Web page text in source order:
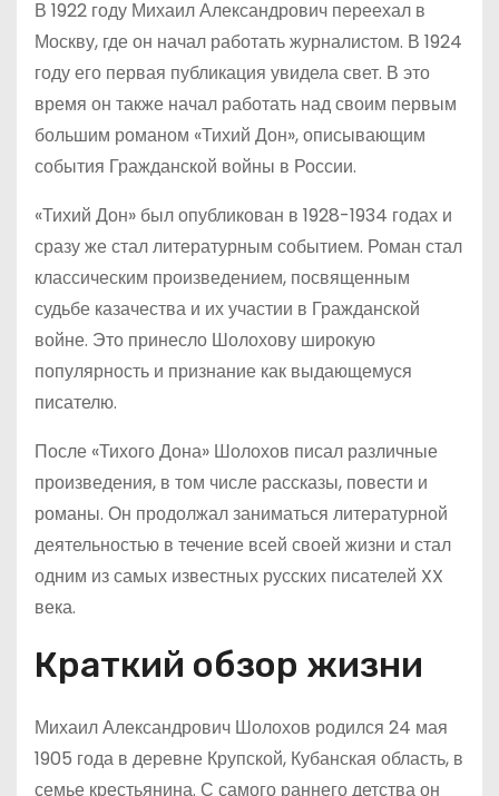
В 1922 году Михаил Александрович переехал в
Москву, где он начал работать журналистом. В 1924
году его первая публикация увидела свет. В это
время он также начал работать над своим первым
большим романом «Тихий Дон», описывающим
события Гражданской войны в России.
«Тихий Дон» был опубликован в 1928-1934 годах и
сразу же стал литературным событием. Роман стал
классическим произведением, посвященным
судьбе казачества и их участии в Гражданской
войне. Это принесло Шолохову широкую
популярность и признание как выдающемуся
писателю.
После «Тихого Дона» Шолохов писал различные
произведения, в том числе рассказы, повести и
романы. Он продолжал заниматься литературной
деятельностью в течение всей своей жизни и стал
одним из самых известных русских писателей XX
века.
Краткий обзор жизни
Михаил Александрович Шолохов родился 24 мая
1905 года в деревне Крупской, Кубанская область, в
семье крестьянина. С самого раннего детства он